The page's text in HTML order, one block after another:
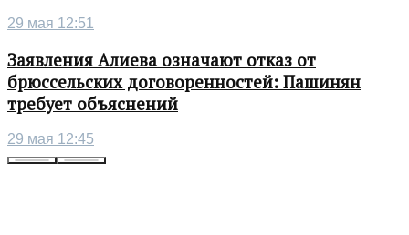
29 мая 12:51
Заявления Алиева означают отказ от
брюссельских договоренностей: Пашинян
требует объяснений
29 мая 12:45